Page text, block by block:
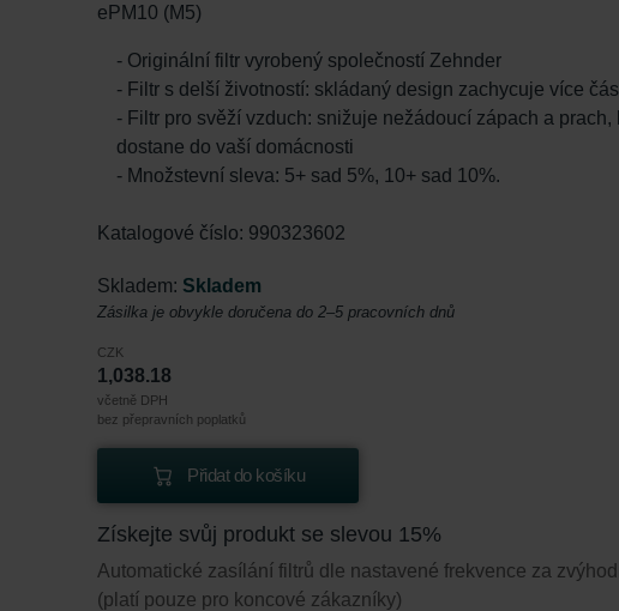
ePM10 (M5)
- Originální filtr vyrobený společností Zehnder
- Filtr s delší životností: skládaný design zachycuje více
- Filtr pro svěží vzduch: snižuje nežádoucí zápach a prach,
dostane do vaší domácnosti
- Množstevní sleva: 5+ sad 5%, 10+ sad 10%.
Katalogové číslo: 990323602
Skladem: Skladem
Zásilka je obvykle doručena do 2–5 pracovních dnů
CZK
1,038.18
včetně DPH
bez přepravních poplatků
Přidat do košíku
Získejte svůj produkt se slevou 15%
Automatické zasílání filtrů dle nastavené frekvence za
(platí pouze pro koncové zákazníky)